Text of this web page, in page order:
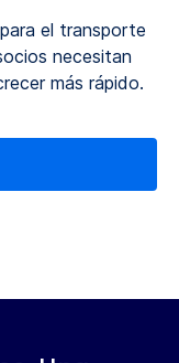
el transporte
necesitan
más rápido.